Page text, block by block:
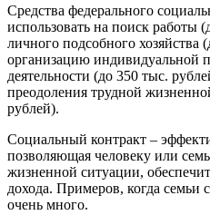
Средства федерального
использовать на поиск работы
личного подсобного хозяйства
организацию индивидуальной
деятельности (до 350 тыс.
преодоления трудной
рублей).
Социальный контракт –
позволяющая человеку или
жизненной ситуации,
дохода. Примеров, когда семьи
очень много.